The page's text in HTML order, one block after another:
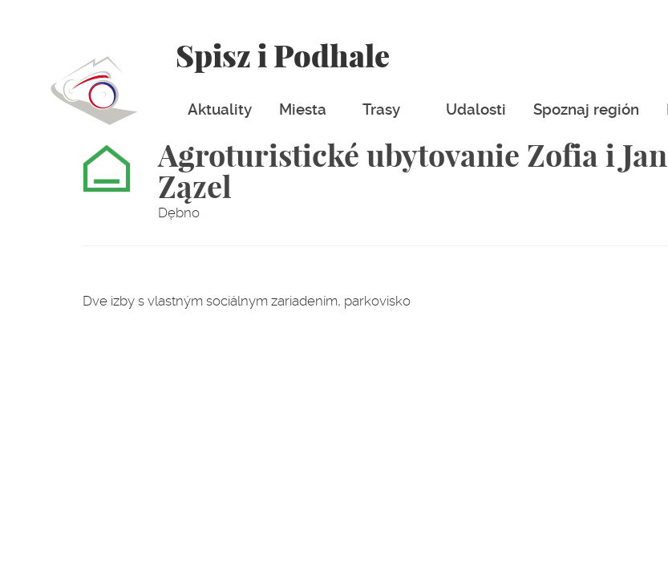
Spisz i Podhale
Aktuality Miesta Trasy Udalosti Spoznaj región
Agroturistické ubytovanie Zofia i Jan
Zązel
Dębno
Dve izby s vlastným sociálnym zariadením, parkovisko